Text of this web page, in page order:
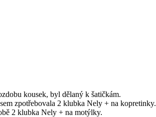
kousek, byl dělaný k šatičkám.
zpotřebovala 2 klubka Nely + na kopretinky.
2 klubka Nely + na motýlky.